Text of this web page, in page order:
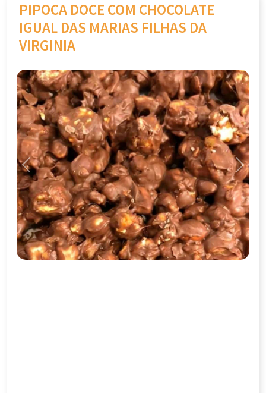
PIPOCA DOCE COM CHOCOLATE
IGUAL DAS MARIAS FILHAS DA
VIRGINIA
Previous Next